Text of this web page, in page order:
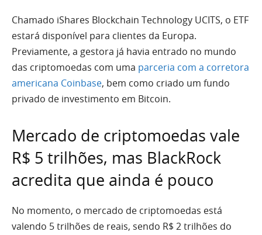
Chamado iShares Blockchain Technology UCITS, o ETF
estará disponível para clientes da Europa.
Previamente, a gestora já havia entrado no mundo
das criptomoedas com uma parceria com a corretora
americana Coinbase, bem como criado um fundo
privado de investimento em Bitcoin.
Mercado de criptomoedas vale
R$ 5 trilhões, mas BlackRock
acredita que ainda é pouco
No momento, o mercado de criptomoedas está
valendo 5 trilhões de reais, sendo R$ 2 trilhões do